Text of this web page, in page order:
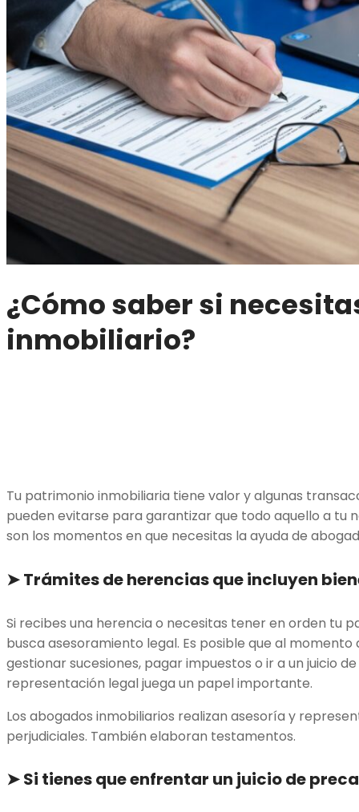
¿Cómo saber si
inmobiliario?
Tu patrimonio inmobiliaria tiene valor y algunas
pueden evitarse para garantizar que todo aquello a tu
son los momentos en que necesitas la ayuda de
➤Trámites de herencias que incluyen
Si recibes una herencia o necesitas tener en orden tu
busca asesoramiento legal. Es posible que al
gestionar sucesiones, pagar impuestos o ir a un juicio
representación legal juega un papel importante.
Los abogados inmobiliarios realizan asesoría y
perjudiciales. También elaboran testamentos.
➤Si tienes que enfrentar un juicio de